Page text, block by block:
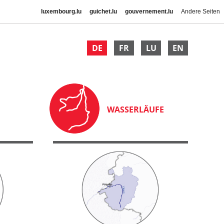
luxembourg.lu guichet.lu gouvernement.lu Andere Seiten
DE FR LU EN
WASSERLÄUFE